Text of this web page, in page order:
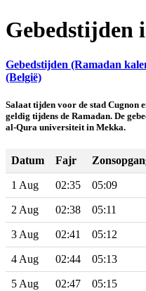
Gebedstijden
Gebedstijden (Ramadan
(België)
Salaat tijden voor de stad Cugnon
geldig tijdens de Ramadan. De
al-Qura universiteit in Mekka.
Datum Fajr
1 Aug 02:35 05:09
2 Aug 02:38 05:11
3 Aug 02:41 05:12
4 Aug 02:44 05:13
5 Aug 02:47 05:15